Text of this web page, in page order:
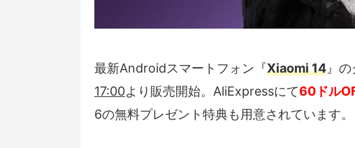
最新Androidスマートフォン『Xiaomi 14』の
17:00より販売開始。AliExpressにて60ドル
6の無料プレゼント特典も用意されています。